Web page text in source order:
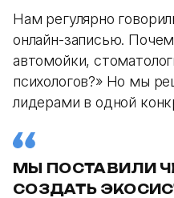
Нам регулярно
онлайн-записью.
автомойки,
психологов?» Но мы
лидерами в одной
МЫ ПОСТАВИЛИ
СОЗДАТЬ